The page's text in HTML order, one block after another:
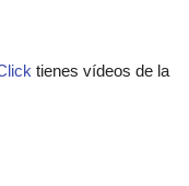
tienes vídeos de la